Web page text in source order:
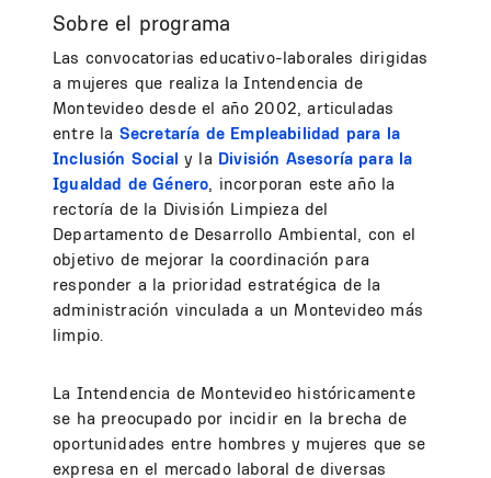
Sobre el programa
Las convocatorias educativo-laborales dirigidas
a mujeres que realiza la Intendencia de
Montevideo desde el año 2002, articuladas
entre la Secretaría de Empleabilidad para la
Inclusión Social y la División Asesoría para la
Igualdad de Género, incorporan este año la
rectoría de la División Limpieza del
Departamento de Desarrollo Ambiental, con el
objetivo de mejorar la coordinación para
responder a la prioridad estratégica de la
administración vinculada a un Montevideo más
limpio.
La Intendencia de Montevideo históricamente
se ha preocupado por incidir en la brecha de
oportunidades entre hombres y mujeres que se
expresa en el mercado laboral de diversas